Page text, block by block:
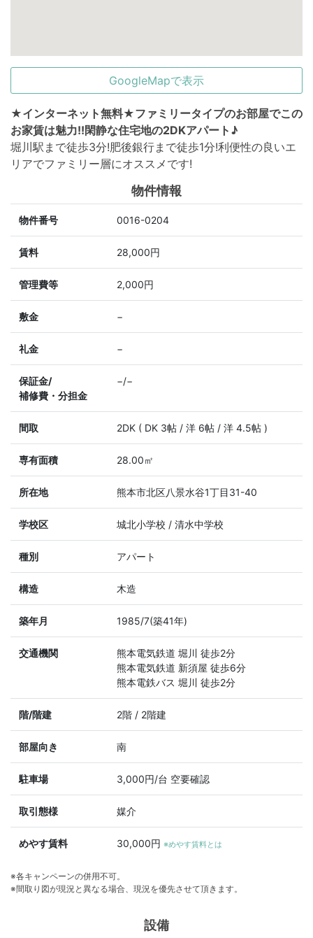
GoogleMapで表示
★インターネット無料★ファミリータイプのお部屋でこの
お家賃は魅力!!閑静な住宅地の2DKアパート♪
堀川駅まで徒歩3分!肥後銀行まで徒歩1分!利便性の良いエ
リアでファミリー層にオススメです!
物件情報
物件番号 0016-0204
賃料 28,000円
管理費等 2,000円
敷金 −
礼金 −
保証金/
補修費・分担金
−/−
間取 2DK ( DK 3帖 / 洋 6帖 / 洋 4.5帖 )
専有面積 28.00㎡
所在地 熊本市北区八景水谷1丁目31-40
学校区 城北小学校 / 清水中学校
種別 アパート
構造 木造
築年月 1985/7(築41年)
交通機関
熊本電気鉄道 堀川 徒歩2分
熊本電気鉄道 新須屋 徒歩6分
熊本電鉄バス 堀川 徒歩2分
階/階建 2階 / 2階建
部屋向き 南
駐車場 3,000円/台 空要確認
取引態様 媒介
めやす賃料 30,000円 ※めやす賃料とは
※各キャンペーンの併用不可。
※間取り図が現況と異なる場合、現況を優先させて頂きます。
設備